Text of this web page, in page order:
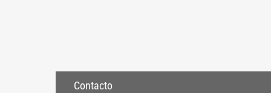
Contacto